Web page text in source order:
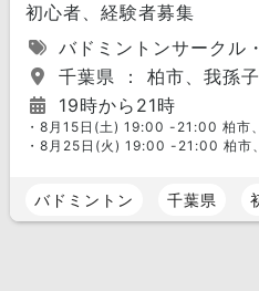
初心者、経験者募集
バドミントンサークル
千葉県 ： 柏市、我孫
19時から21時
・8月15日(土) 19:00 -21:00 柏市
・8月25日(火) 19:00 -21:00 柏市
バドミントン 千葉県